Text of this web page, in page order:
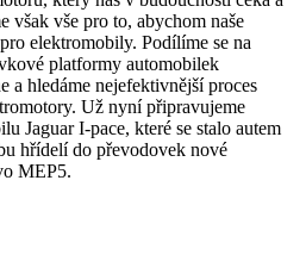
však vše pro to, abychom naše
elektromobily. Podílíme se na
platformy automobilek
a hledáme nejefektivnější proces
Už nyní připravujeme
Jaguar I-pace, které se stalo autem
hřídelí do převodovek nové
MEP5.